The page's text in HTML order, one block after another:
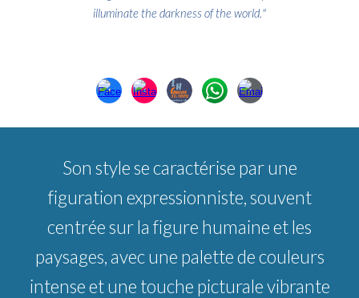
illuminate the darkness of the world."
Son style se caractérise par une
figuration expressionniste, souvent
centrée sur la figure humaine et les
paysages, avec une palette de couleurs
intense et une touche picturale vibrante